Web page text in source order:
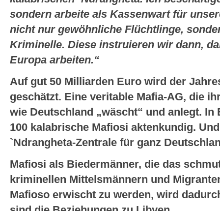
sondern arbeite als Kassenwart für
nicht nur gewöhnliche Flüchtlinge,
Kriminelle. Diese instruieren wir dann,
Europa arbeiten.“
Auf gut 50 Milliarden Euro wird der
geschätzt. Eine veritable Mafia-AG, die
wie Deutschland „wäscht“ und anlegt.
100 kalabrische Mafiosi aktenkundig.
`Ndrangheta-Zentrale für ganz
Mafiosi als Biedermänner, die das
kriminellen Mittelsmännern und
Mafioso erwischt zu werden, wird